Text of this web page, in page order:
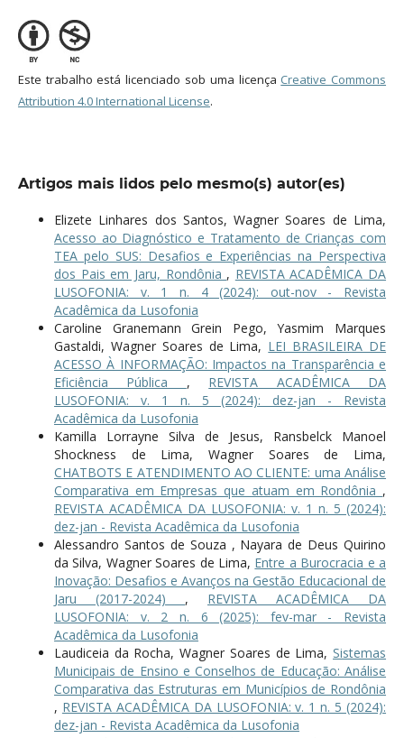
Este trabalho está licenciado sob uma licença Creative Commons
Attribution 4.0 International License.
Artigos mais lidos pelo mesmo(s) autor(es)
Elizete Linhares dos Santos, Wagner Soares de Lima,
Acesso ao Diagnóstico e Tratamento de Crianças com
TEA pelo SUS: Desafios e Experiências na Perspectiva
dos Pais em Jaru, Rondônia , REVISTA ACADÊMICA DA
LUSOFONIA: v. 1 n. 4 (2024): out-nov - Revista
Acadêmica da Lusofonia
Caroline Granemann Grein Pego, Yasmim Marques
Gastaldi, Wagner Soares de Lima, LEI BRASILEIRA DE
ACESSO À INFORMAÇÃO: Impactos na Transparência e
Eficiência Pública , REVISTA ACADÊMICA DA
LUSOFONIA: v. 1 n. 5 (2024): dez-jan - Revista
Acadêmica da Lusofonia
Kamilla Lorrayne Silva de Jesus, Ransbelck Manoel
Shockness de Lima, Wagner Soares de Lima,
CHATBOTS E ATENDIMENTO AO CLIENTE: uma Análise
Comparativa em Empresas que atuam em Rondônia ,
REVISTA ACADÊMICA DA LUSOFONIA: v. 1 n. 5 (2024):
dez-jan - Revista Acadêmica da Lusofonia
Alessandro Santos de Souza , Nayara de Deus Quirino
da Silva, Wagner Soares de Lima, Entre a Burocracia e a
Inovação: Desafios e Avanços na Gestão Educacional de
Jaru (2017-2024) , REVISTA ACADÊMICA DA
LUSOFONIA: v. 2 n. 6 (2025): fev-mar - Revista
Acadêmica da Lusofonia
Laudiceia da Rocha, Wagner Soares de Lima,Sistemas
Municipais de Ensino e Conselhos de Educação: Análise
Comparativa das Estruturas em Municípios de Rondônia
, REVISTA ACADÊMICA DA LUSOFONIA: v. 1 n. 5 (2024):
dez-jan - Revista Acadêmica da Lusofonia